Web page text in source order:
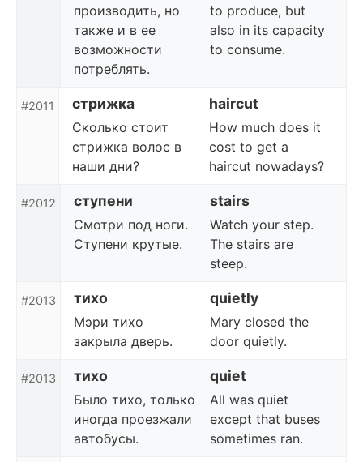
производить, но
также и в ее
возможности
потреблять.
to produce, but
also in its capacity
to consume.
#2011 стрижка haircut
Сколько стоит
стрижка волос в
наши дни?
How much does it
cost to get a
haircut nowadays?
#2012 ступени stairs
Смотри под ноги.
Ступени крутые.
Watch your step.
The stairs are
steep.
#2013 тихо quietly
Мэри тихо
закрыла дверь.
Mary closed the
door quietly.
#2013 тихо quiet
Было тихо, только
иногда проезжали
автобусы.
All was quiet
except that buses
sometimes ran.